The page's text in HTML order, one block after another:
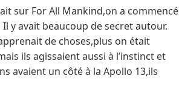
sur For All Mankind,on a commencé
y avait beaucoup de secret autour.
de choses,plus on était
ils agissaient aussi à l’instinct et
avaient un côté à la Apollo 13,ils